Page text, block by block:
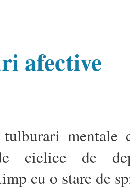
afective
mentale
ciclice de
cu o stare de